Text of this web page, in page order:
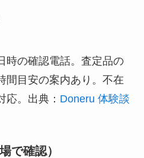
時の確認電話。査定品の
間目安の案内あり。不在
応。出典： Doneru 体験談
で確認）